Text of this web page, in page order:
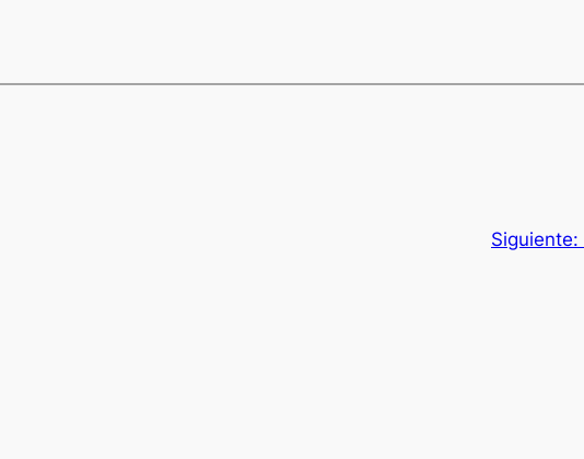
Siguiente: